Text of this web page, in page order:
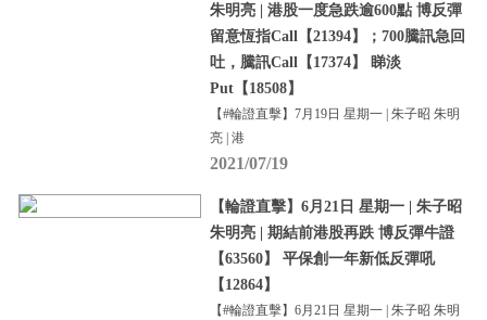
朱明亮 | 港股一度急跌逾600點 博反彈
留意恆指Call【21394】；700騰訊急回
吐，騰訊Call【17374】 睇淡
Put【18508】
【#輪證直擊】7月19日 星期一 | 朱子昭 朱明
亮 | 港
2021/07/19
【輪證直擊】6月21日 星期一 | 朱子昭
朱明亮 | 期結前港股再跌 博反彈牛證
【63560】 平保創一年新低反彈吼
【12864】
【#輪證直擊】6月21日 星期一 | 朱子昭 朱明